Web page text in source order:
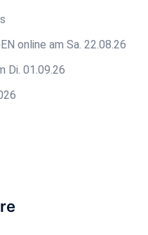
online am Sa. 22.08.26
Di. 01.09.26